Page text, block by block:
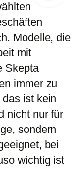
Modelle, die
mit
Skepta
immer zu
ist kein
nicht nur für
sondern
bei
wichtig ist